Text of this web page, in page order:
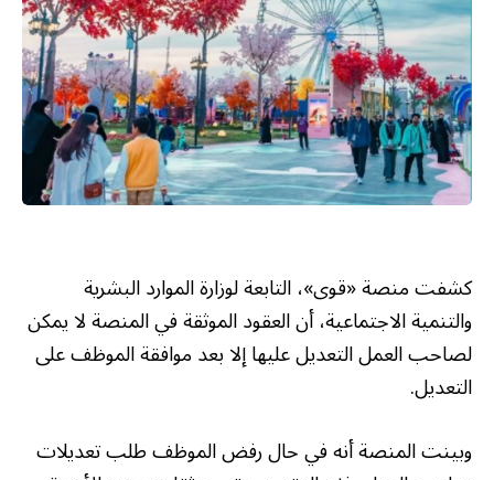
كشفت منصة «قوى»، التابعة لوزارة الموارد البشرية
والتنمية الاجتماعية، أن العقود الموثقة في المنصة لا يمكن
لصاحب العمل التعديل عليها إلا بعد موافقة الموظف على
التعديل.
وبينت المنصة أنه في حال رفض الموظف طلب تعديلات